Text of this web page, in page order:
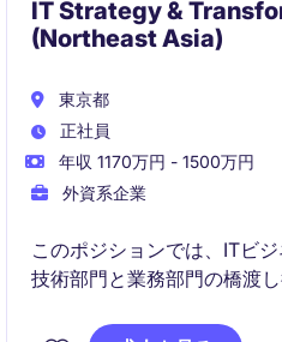
IT Strategy &
(Northeast Asia)
東京都
正社員
年収 1170万円 - 1500万円
外資系企業
このポジションでは、ITビジ
技術部門と業務部門の橋渡
点に、産業/製造分野でのIT